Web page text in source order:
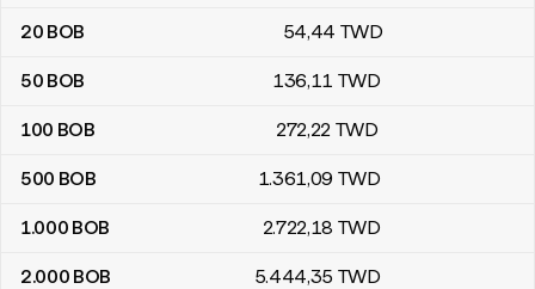
20 BOB 54,44 TWD
50 BOB 136,11 TWD
100 BOB 272,22 TWD
500 BOB 1.361,09 TWD
1.000 BOB 2.722,18 TWD
2.000 BOB 5.444,35 TWD